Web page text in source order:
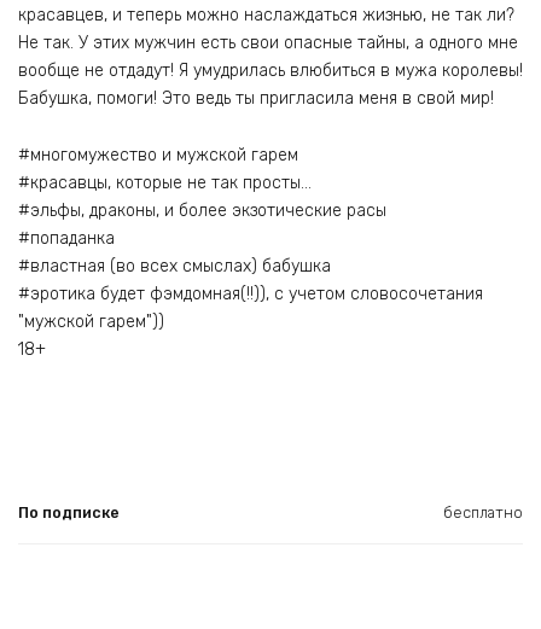
красавцев, и теперь можно наслаждаться жизнью, не так ли?
Не так. У этих мужчин есть свои опасные тайны, а одного мне
вообще не отдадут! Я умудрилась влюбиться в мужа королевы!
Бабушка, помоги! Это ведь ты пригласила меня в свой мир!
#многомужество и мужской гарем
#красавцы, которые не так просты…
#эльфы, драконы, и более экзотические расы
#попаданка
#властная (во всех смыслах) бабушка
#эротика будет фэмдомная(!!)), с учетом словосочетания
"мужской гарем"))
18+
По подписке бесплатно